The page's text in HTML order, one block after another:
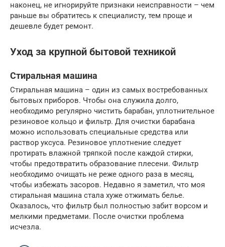
наконец, не игнорируйте признаки неисправности – чем
раньше вы обратитесь к специалисту, тем проще и
дешевле будет ремонт.
Уход за крупной бытовой техникой
Стиральная машина
Стиральная машина – один из самых востребованных
бытовых приборов. Чтобы она служила долго,
необходимо регулярно чистить барабан, уплотнительное
резиновое кольцо и фильтр. Для очистки барабана
можно использовать специальные средства или
раствор уксуса. Резиновое уплотнение следует
протирать влажной тряпкой после каждой стирки,
чтобы предотвратить образование плесени. Фильтр
необходимо очищать не реже одного раза в месяц,
чтобы избежать засоров. Недавно я заметил, что моя
стиральная машина стала хуже отжимать белье.
Оказалось, что фильтр был полностью забит ворсом и
мелкими предметами. После очистки проблема
исчезла.